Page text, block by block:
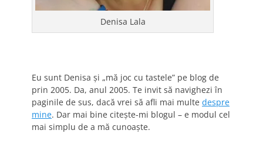
Denisa Lala
Eu sunt Denisa și „mă joc cu tastele” pe blog de
prin 2005. Da, anul 2005. Te invit să navighezi în
paginile de sus, dacă vrei să afli mai multe despre
mine. Dar mai bine citește-mi blogul – e modul cel
mai simplu de a mă cunoaște.